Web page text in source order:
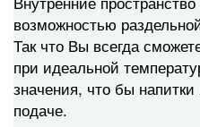
возможностью
Так что Вы всегда
при идеальной
значения, что бы
подаче.